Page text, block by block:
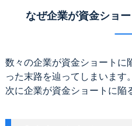
なぜ企業が資金ショ
数々の企業が資金ショートに
った末路を辿ってしまいます。
次に企業が資金ショートに陥